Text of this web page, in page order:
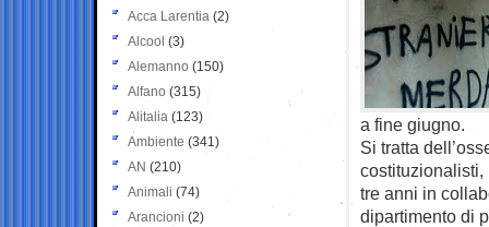
a fine giugno.
Si tratta
costituzionalisti,
tre anni in
dipartimento di
Acca Larentia (2)
Alcool (3)
Alemanno (150)
Alfano (315)
Alitalia (123)
Ambiente (341)
AN (210)
Animali (74)
Arancioni (2)